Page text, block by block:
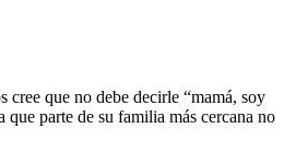
que no debe decirle “mamá, soy
parte de su familia más cercana no